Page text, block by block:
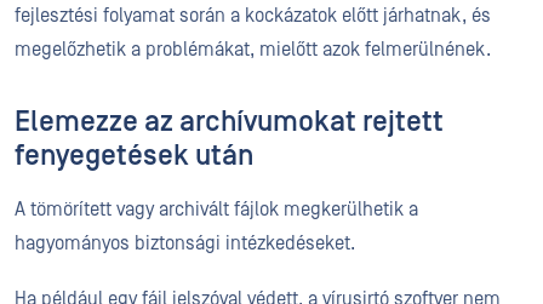
fejlesztési folyamat során a kockázatok előtt járhatnak, és
megelőzhetik a problémákat, mielőtt azok felmerülnének.
Elemezze az archívumokat rejtett
fenyegetések után
A tömörített vagy archivált fájlok megkerülhetik a
hagyományos biztonsági intézkedéseket.
Ha például egy fájl jelszóval védett, a vírusirtó szoftver nem